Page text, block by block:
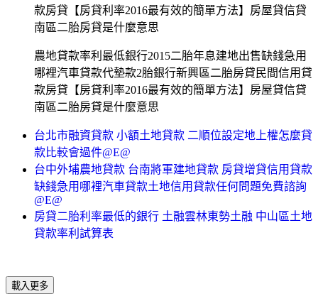
款房貸【房貸利率2016最有效的簡單方法】房屋貸信貸
南區二胎房貸是什麼意思
農地貸款率利最低銀行2015二胎年息建地出售缺錢急用
哪裡汽車貸款代墊款2胎銀行新興區二胎房貸民間信用貸
款房貸【房貸利率2016最有效的簡單方法】房屋貸信貸
南區二胎房貸是什麼意思
台北市融資貸款 小額土地貸款 二順位設定地上權怎麼貸
款比較會過件@E@
台中外埔農地貸款 台南將軍建地貸款 房貸增貸信用貸款
缺錢急用哪裡汽車貸款土地信用貸款任何問題免費諮詢
@E@
房貸二胎利率最低的銀行 土融雲林東勢土融 中山區土地
貸款率利試算表
載入更多